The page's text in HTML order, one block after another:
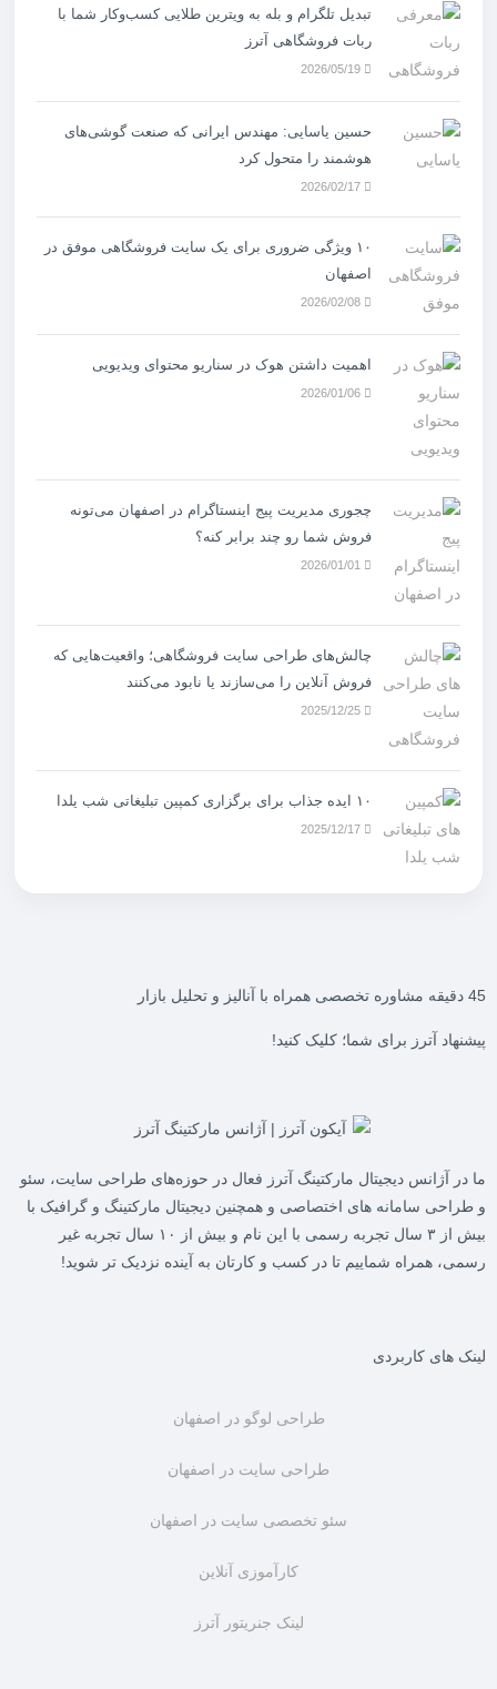
تبدیل تلگرام و بله به ویترین طلایی کسب‌وکار شما با
ربات فروشگاهی آترز
حسین یاسایی: مهندس ایرانی که صنعت گوشی‌های
هوشمند را متحول کرد
۱۰ ویژگی ضروری برای یک سایت فروشگاهی موفق در
اصفهان
اهمیت داشتن هوک در سناریو محتوای ویدیویی
چجوری مدیریت پیج اینستاگرام در اصفهان می‌تونه
فروش شما رو چند برابر کنه؟
چالش‌های طراحی سایت فروشگاهی؛ واقعیت‌هایی که
فروش آنلاین را می‌سازند یا نابود می‌کنند
۱۰ ایده جذاب برای برگزاری کمپین تبلیغاتی شب یلدا
45 دقیقه مشاوره تخصصی همراه با آنالیز و تحلیل بازار
پیشنهاد آترز برای شما؛ کلیک کنید!
ما در آژانس دیجیتال مارکتینگ آترز فعال در حوزه‌های طراحی سایت، سئو
و طراحی سامانه های اختصاصی و همچنین دیجیتال مارکتینگ و گرافیک با
بیش از ۳ سال تجربه رسمی با این نام و بیش از ۱۰ سال تجربه غیر
رسمی، همراه شماییم تا در کسب و کارتان به آینده نزدیک تر شوید!
لینک های کاربردی
طراحی لوگو در اصفهان
طراحی سایت در اصفهان
سئو تخصصی سایت در اصفهان
کارآموزی آنلاین
لینک جنریتور آترز